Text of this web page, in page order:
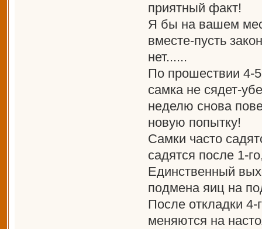
приятный факт!
Я бы на вашем
вместе-пусть
нет......
По прошествии 4-
самка не сядет-
неделю снова
новую попытку!
Самки часто
садятся после 1-
Единственный
подмена яиц на
После откладки 4-
меняются на